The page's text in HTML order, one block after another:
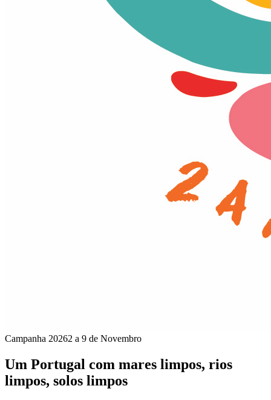
Campanha 20262 a 9 de Novembro
Um Portugal com mares limpos, rios
limpos, solos limpos